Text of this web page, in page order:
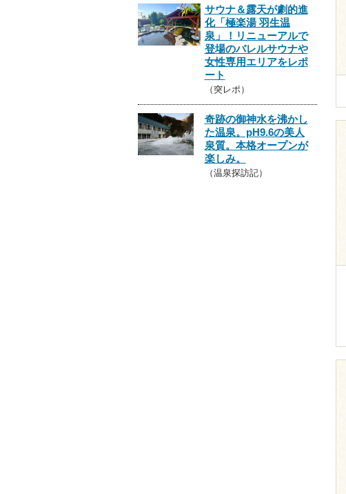
サウナ＆露天が劇的進
化「極楽湯 羽生温
泉」！リニューアルで
登場のバレルサウナや
女性専用エリアをレポ
ート
（突レポ）
奇跡の御神水を沸かし
た温泉。pH9.6の美人
泉質。本格オープンが
楽しみ。
（温泉探訪記）